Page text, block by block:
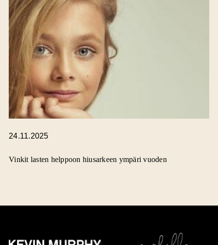
24.11.2025
Vinkit lasten helppoon hiusarkeen ympäri vuoden